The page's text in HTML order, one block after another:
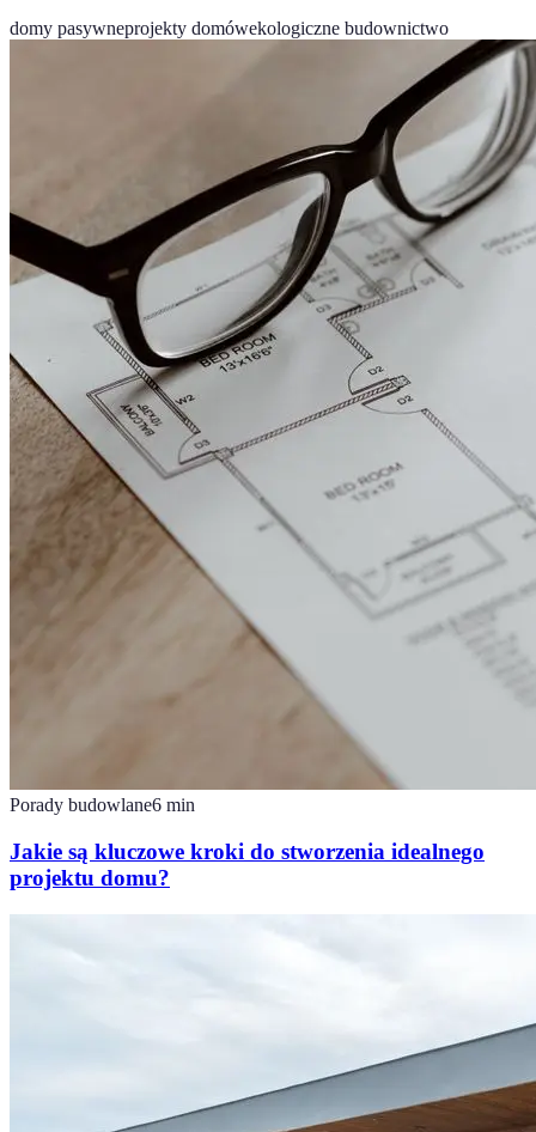
domy pasywneprojekty domówekologiczne budownictwo
Porady budowlane6 min
Jakie są kluczowe kroki do stworzenia idealnego
projektu domu?